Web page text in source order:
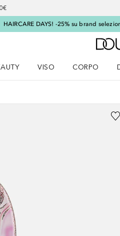
HAIRCARE DAYS! -25% su brand
VISO
CORPO